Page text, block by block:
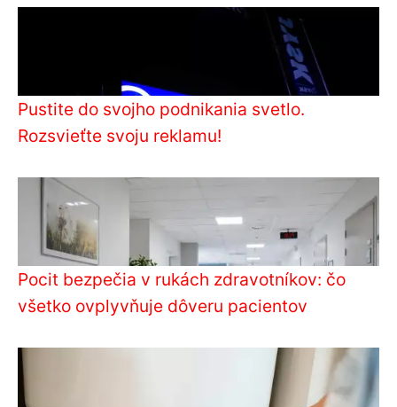
Pustite do svojho podnikania svetlo.
Rozsvieťte svoju reklamu!
Pocit bezpečia v rukách zdravotníkov: čo
všetko ovplyvňuje dôveru pacientov